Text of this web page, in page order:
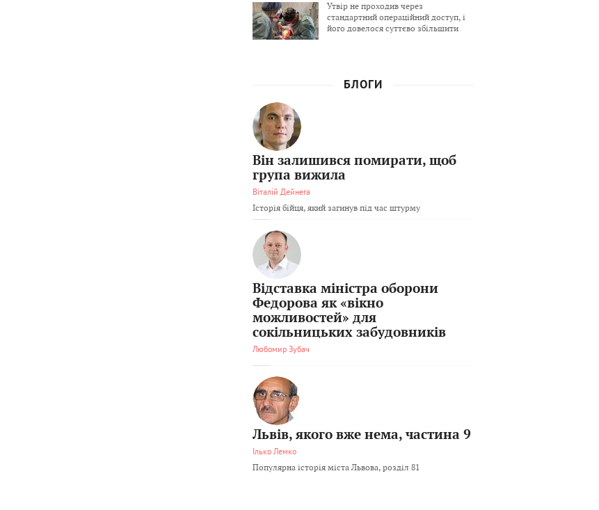
Утвір не проходив через
стандартний операційний доступ, і
його довелося суттєво збільшити
БЛОГИ
Він залишився помирати, щоб
група вижила
Віталій Дейнега
Історія бійця, який загинув під час штурму
Відставка міністра оборони
Федорова як «вікно
можливостей» для
сокільницьких забудовників
Любомир Зубач
Львів, якого вже нема, частина 9
Ілько Лемко
Популярна історія міста Львова, розділ 81